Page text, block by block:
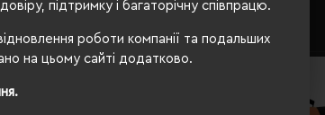
підтримку і багаторічну співпрацю.
роботи компанії та подальших
на цьому сайті додатково.